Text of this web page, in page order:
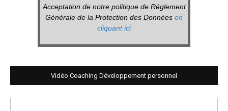
Acceptation de notre politique de Réglement
Générale de la Protection des Données en
cliquant ici
Vidéo Coaching Développement personnel